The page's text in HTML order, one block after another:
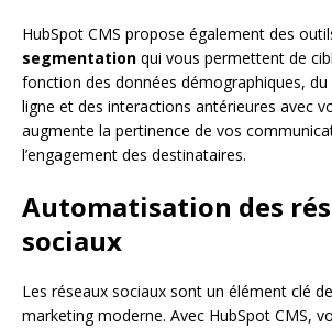
HubSpot CMS propose également des
segmentation qui vous permettent de
fonction des données démographiques,
ligne et des interactions antérieures avec
augmente la pertinence de vos
l’engagement des destinataires.
Automatisation des
sociaux
Les réseaux sociaux sont un élément clé
marketing moderne. Avec HubSpot CMS,